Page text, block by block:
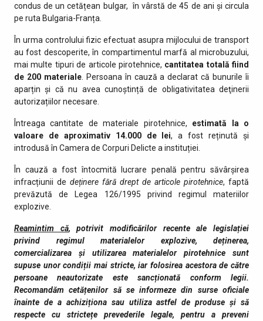
condus de un cetățean bulgar, în vârstă de 45 de ani și circula
pe ruta Bulgaria-Franța.
În urma controlului fizic efectuat asupra mijlocului de transport
au fost descoperite, în compartimentul marfă al microbuzului,
mai multe tipuri de articole pirotehnice, cantitatea totală fiind
de 200 materiale. Persoana în cauză a declarat că bunurile îi
aparțin și că nu avea cunoștință de obligativitatea deţinerii
autorizațiilor necesare.
Întreaga cantitate de materiale pirotehnice, estimată la o
valoare de aproximativ 14.000 de lei, a fost reținută și
introdusă în Camera de Corpuri Delicte a instituției.
În cauză a fost întocmită lucrare penală pentru săvârșirea
infracțiunii de deținere fără drept de articole pirotehnice, faptă
prevăzută de Legea 126/1995 privind regimul materiilor
explozive.
Reamintim că, potrivit modificărilor recente ale legislației
privind regimul materialelor explozive, deținerea,
comercializarea și utilizarea materialelor pirotehnice sunt
supuse unor condiții mai stricte, iar folosirea acestora de către
persoane neautorizate este sancționată conform legii.
Recomandăm cetățenilor să se informeze din surse oficiale
înainte de a achiziționa sau utiliza astfel de produse și să
respecte cu strictețe prevederile legale, pentru a preveni